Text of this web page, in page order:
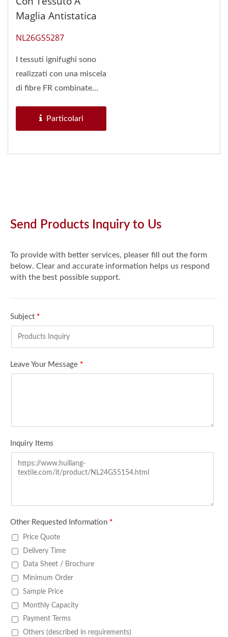
Maglia Antistatica
NL26GS5287
I tessuti ignifughi sono
realizzati con una miscela
di fibre FR combinate
Particolari